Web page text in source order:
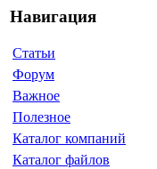
Навигация
Статьи
Форум
Важное
Полезное
Каталог компаний
Каталог файлов